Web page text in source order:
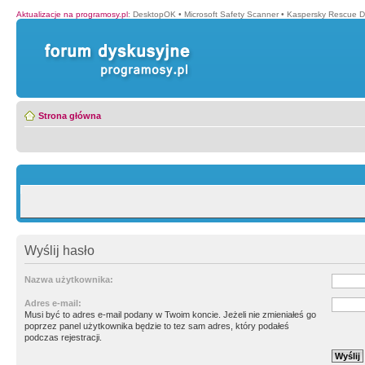
Aktualizacje na programosy.pl: DesktopOK • Microsoft Safety Scanner • Kaspersky Rescue
Strona główna
Wyślij hasło
Nazwa użytkownika:
Adres e-mail:
Musi być to adres e-mail podany w Twoim koncie. Jeżeli nie zmieniałeś go
poprzez panel użytkownika będzie to tez sam adres, który podałeś
podczas rejestracji.